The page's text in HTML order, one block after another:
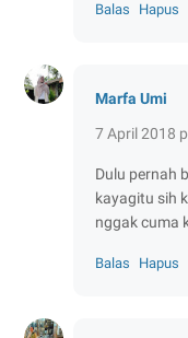
Balas Hapus
Marfa Umi
7 April 2018
Dulu pernah
kayagitu sih
nggak cuma
Balas Hapus